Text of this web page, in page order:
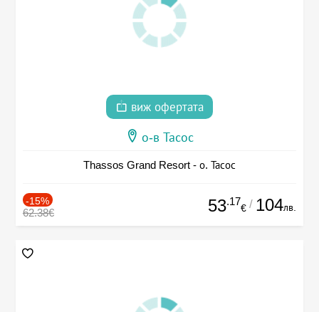
виж офертата
о-в Тасос
Thassos Grand Resort - о. Тасос
-15%
62.38€ 53.17
€ / 104лв.